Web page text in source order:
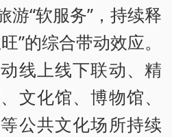
游“软服务”，持续释
”的综合带动效应。
线上线下联动、精
文化馆、博物馆、
公共文化场所持续